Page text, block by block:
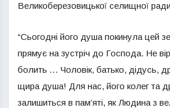
Великоберезовицької селищної
“Сьогодні його душа покинула цей
прямує на зустріч до Господа. Не
болить … Чоловік, батько, дідусь,
щира душа! Для нас, його колег та
залишиться в пам’яті, як Людина з